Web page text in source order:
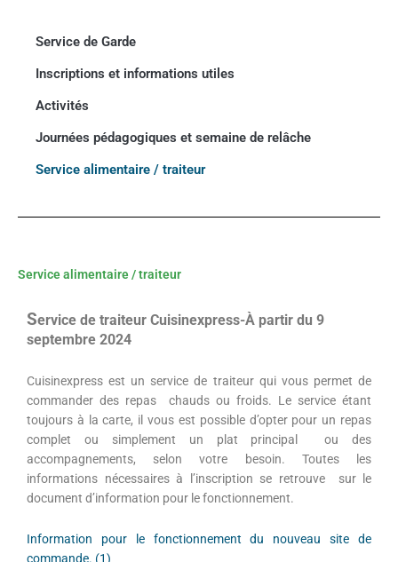
dans l'arboretum
Service de Garde
Inscriptions et informations utiles
Activités
Journées pédagogiques et semaine de relâche
Service alimentaire / traiteur
Service alimentaire / traiteur
Service de traiteur Cuisinexpress-À partir du 9
septembre 2024
Cuisinexpress est un service de traiteur qui vous permet de
commander des repas chauds ou froids. Le service étant
toujours à la carte, il vous est possible d’opter pour un repas
complet ou simplement un plat principal ou des
accompagnements, selon votre besoin. Toutes les
informations nécessaires à l’inscription se retrouve sur le
document d’information pour le fonctionnement.
Information pour le fonctionnement du nouveau site de
commande. (1)